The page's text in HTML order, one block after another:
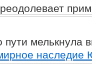
пути мелькнула